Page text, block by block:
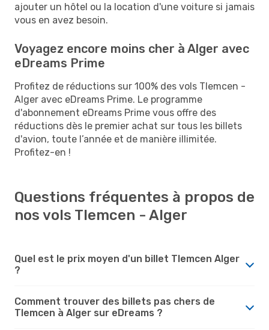
ajouter un hôtel ou la location d'une voiture si jamais
vous en avez besoin.
Voyagez encore moins cher à Alger avec
eDreams Prime
Profitez de réductions sur 100% des vols Tlemcen -
Alger avec eDreams Prime. Le programme
d'abonnement eDreams Prime vous offre des
réductions dès le premier achat sur tous les billets
d'avion, toute l’année et de manière illimitée.
Profitez-en !
Questions fréquentes à propos de
nos vols Tlemcen - Alger
Quel est le prix moyen d'un billet Tlemcen Alger
?
Comment trouver des billets pas chers de
Tlemcen à Alger sur eDreams ?